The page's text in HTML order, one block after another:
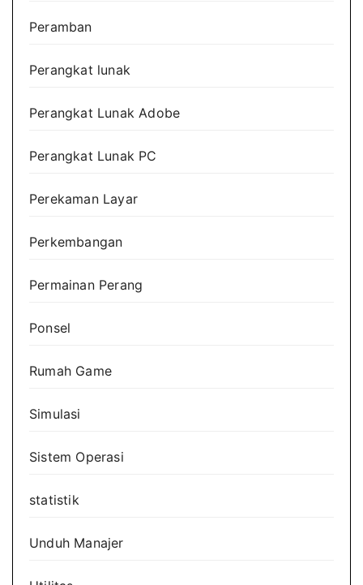
Peramban
Perangkat lunak
Perangkat Lunak Adobe
Perangkat Lunak PC
Perekaman Layar
Perkembangan
Permainan Perang
Ponsel
Rumah Game
Simulasi
Sistem Operasi
statistik
Unduh Manajer